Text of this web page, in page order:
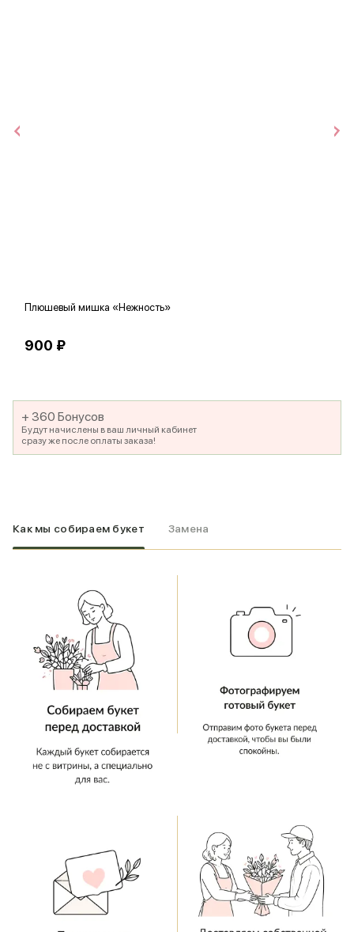
Плюшевый мишка «Нежность»
900 ₽
+ 360 Бонусов
Будут начислены в ваш личный кабинет
сразу же после оплаты заказа!
Как мы собираем букет Замена